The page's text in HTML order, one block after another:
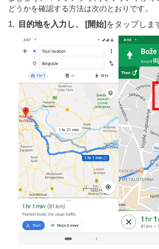
どうかを確認する方法は次のとおりです。
目的地を入力し、 [開始] をタップしま